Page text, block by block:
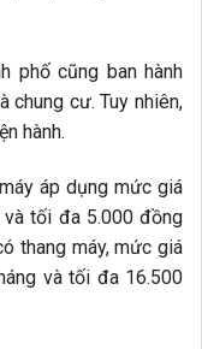
phố cũng ban hành
chung cư. Tuy nhiên,
hành.
áp dụng mức giá
tối đa 5.000 đồng
thang máy, mức giá
và tối đa 16.500